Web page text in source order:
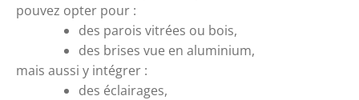
pouvez opter pour :
des parois vitrées ou bois,
des brises vue en aluminium,
mais aussi y intégrer :
des éclairages,